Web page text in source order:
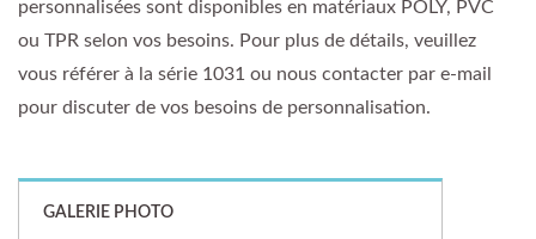
personnalisées sont disponibles en matériaux POLY, PVC
ou TPR selon vos besoins. Pour plus de détails, veuillez
vous référer à la série 1031 ou nous contacter par e-mail
pour discuter de vos besoins de personnalisation.
GALERIE PHOTO